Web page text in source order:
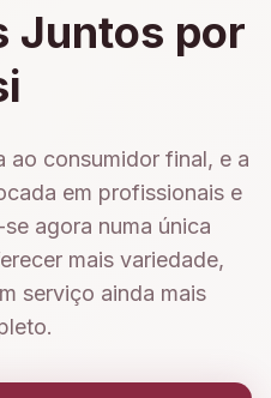
Juntos por
ao consumidor final, e a
em profissionais e
agora numa única
mais variedade,
serviço ainda mais